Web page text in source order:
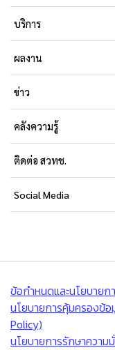
บริการ
ผลงาน
ข่าว
คลังความรู้
ติดต่อ สวทช.
Social Media
ข้อกำหนดและนโยบายก
นโยบายการคุ้มครองข้
Policy)
นโยบายการรักษาความ